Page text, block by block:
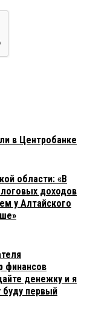
в Центробанке
области: «В
доходов
у Алтайского
финансов
денежку и я
буду первый